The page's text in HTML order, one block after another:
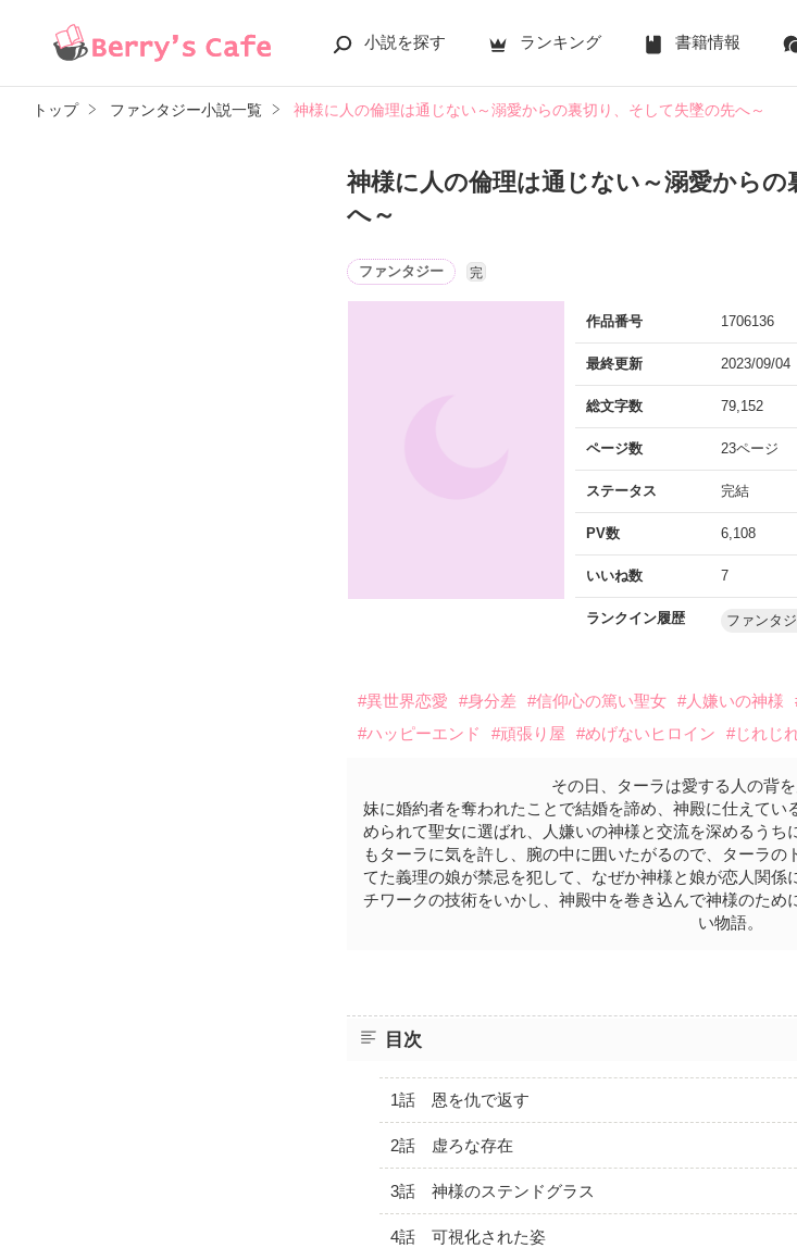
小説を探す ランキング 書籍情報
トップ ファンタジー小説一覧 神様に人の倫理は通じない～溺愛からの裏切り、そして失墜の先へ～
神様に人の倫理は通じない～溺愛から
へ～
ファンタジー 完
作品番号 1706136
最終更新 2023/09/04
総文字数 79,152
ページ数 23ページ
ステータス 完結
PV数 6,108
いいね数 7
ランクイン履歴 ファンタ
#異世界恋愛 #身分差 #信仰心の篤い聖女 #人嫌いの神様
#ハッピーエンド
#頑張り屋 #めげないヒロイン #じれじ
その日、ターラは愛する人の背
妹に婚約者を奪われたことで結婚を諦め、神殿に仕えて
められて聖女に選ばれ、人嫌いの神様と交流を深めるう
もターラに気を許し、腕の中に囲いたがるので、ターラ
てた義理の娘が禁忌を犯して、なぜか神様と娘が恋人関
チワークの技術をいかし、神殿中を巻き込んで神様のため
い物語。
目次
1話 恩を仇で返す
2話 虚ろな存在
3話 神様のステンドグラス
4話 可視化された姿